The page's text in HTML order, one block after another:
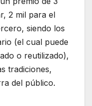
2 mil para el
siendo los
(el cual puede
o reutilizado),
tradiciones,
del público.